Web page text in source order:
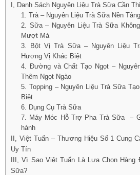
I, Danh Sách Nguyên Liệu Trà Sữa Cần
1. Trà – Nguyên Liệu Trà Sữa Nền Tảng
2. Sữa – Nguyên Liệu Trà Sữa
Mượt Mà
3. Bột Vị Trà Sữa – Nguyên Liệu
Hương Vị Khác Biệt
4. Đường và Chất Tạo Ngọt –
Thêm Ngọt Ngào
5. Topping – Nguyên Liệu Trà Sữa
Biệt
6. Dụng Cụ Trà Sữa
7. Máy Móc Hỗ Trợ Pha Trà Sữa –
hành
II, Việt Tuấn – Thương Hiệu Số 1 Cung
Uy Tín
III, Vì Sao Việt Tuấn Là Lựa Chọn Hàng
Sữa?